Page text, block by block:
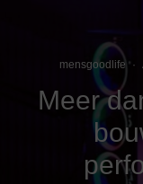
mensgoodlife ·
Meer